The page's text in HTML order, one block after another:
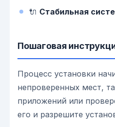
🔌 Стабильная
Пошаговая
Процесс установки
непроверенных мест,
приложений или
его и разрешите